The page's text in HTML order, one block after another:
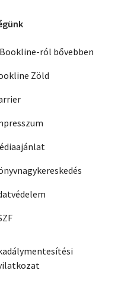
ról bővebben
Zöld